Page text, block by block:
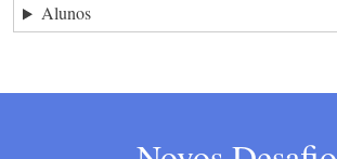
Alunos